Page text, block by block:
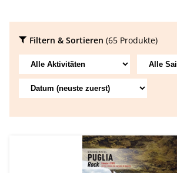
Filtern & Sortieren (65 Produkte)